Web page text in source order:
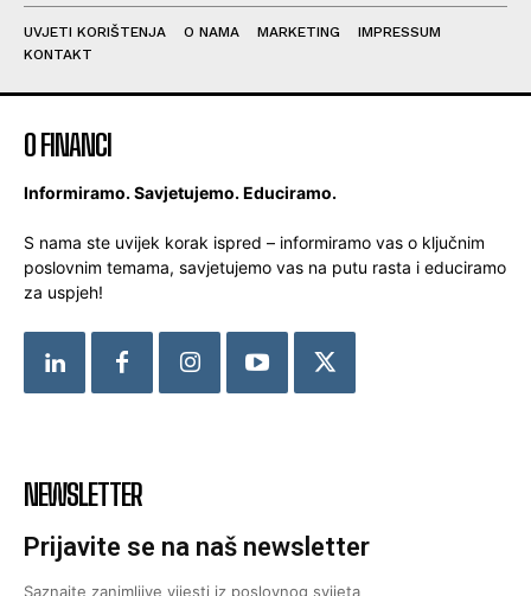
UVJETI KORIŠTENJA O NAMA MARKETING
IMPRESSUM
KONTAKT
O FINANCI
Informiramo. Savjetujemo. Educiramo.
S nama ste uvijek korak ispred – informiramo vas o ključnim
poslovnim temama, savjetujemo vas na putu rasta i educiramo
za uspjeh!
NEWSLETTER
Prijavite se na naš newsletter
Saznajte zanimljive vijesti iz poslovnog svijeta